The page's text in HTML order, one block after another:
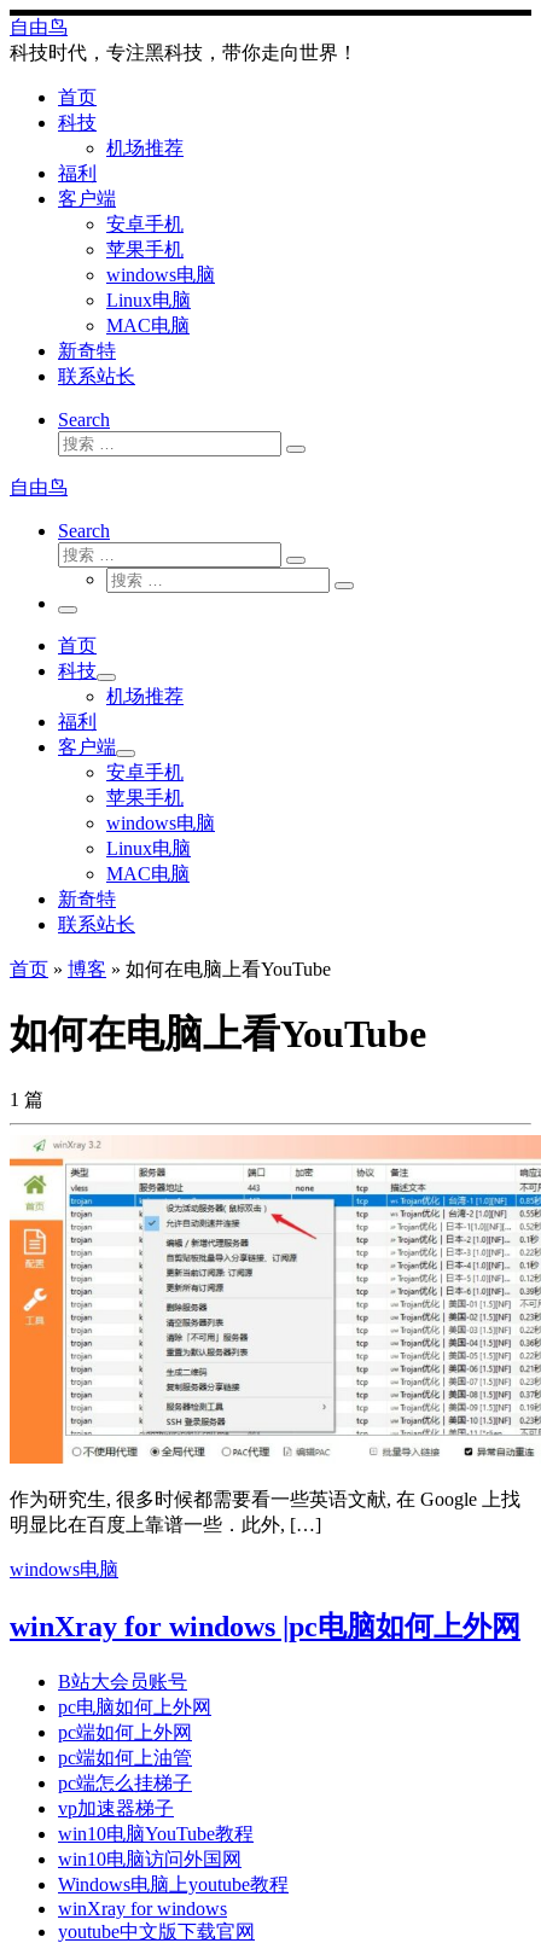
Skip
to
content
自由鸟
科技时代，专注黑科技，带你走向世界！
首页
科技
机场推荐
福利
客户端
安卓手机
苹果手机
windows电脑
Linux电脑
MAC电脑
新奇特
联系站长
Search
搜
搜
自由鸟
Search
搜
搜
索
搜
搜
主
菜
单
首页
科技
机场推荐
福利
客户端
安卓手机
苹果手机
windows电脑
Linux电脑
MAC电脑
新奇特
联系站长
首页 » 博客 » 如何在电脑上看YouTube
如何在电脑上看YouTube
1 篇
作为研究生, 很多时候都需要看一些英语文献, 在 Google 上找
明显比在百度上靠谱一些．此外, […]
windows电脑
winXray for windows |pc电脑如何上外网
B站大会员账号
pc电脑如何上外网
pc端如何上外网
pc端如何上油管
pc端怎么挂梯子
vp加速器梯子
win10电脑YouTube教程
win10电脑访问外国网
Windows电脑上youtube教程
winXray for windows
youtube中文版下载官网